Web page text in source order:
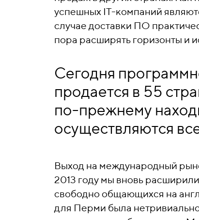
успешных IT-компаний
случае доставки ПО
пора расширять горизонты и
Сегодня
продается в 55
по-прежнему
осуществляются
Выход на международный
2013 году мы вновь
свободно общающихся на
для Перми была